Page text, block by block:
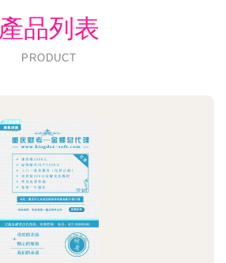
產品列表
PRODUCT